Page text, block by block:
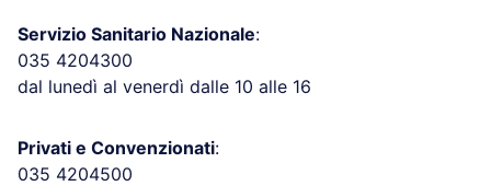
Servizio Sanitario Nazionale:
035 4204300
dal lunedì al venerdì dalle 10 alle 16
Privati e Convenzionati:
035 4204500